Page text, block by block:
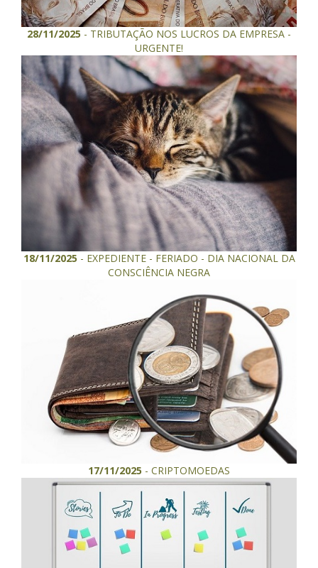
28/11/2025 - TRIBUTAÇÃO NOS LUCROS DA EMPRESA -
URGENTE!
18/11/2025 - EXPEDIENTE - FERIADO - DIA NACIONAL DA
CONSCIÊNCIA NEGRA
17/11/2025 - CRIPTOMOEDAS